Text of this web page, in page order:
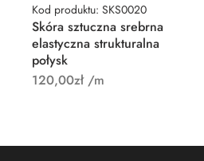
Kod produktu: SKS0020
Skóra sztuczna srebrna
elastyczna strukturalna
połysk
120,00zł/m